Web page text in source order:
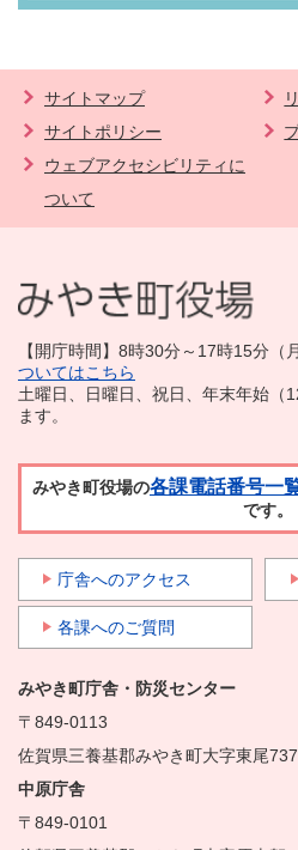
サイトマップ
サイトポリシー
ウェブアクセシビリティに
ついて
【開庁時間】8時30分～17時15分
ついてはこちら
土曜日、日曜日、祝日、年末年始（
ます。
みやき町役場の各課電話番号一
です。
庁舎へのアクセス
各課へのご質問
みやき町庁舎・防災センター
〒849-0113
佐賀県三養基郡みやき町大字東尾
中原庁舎
〒849-0101